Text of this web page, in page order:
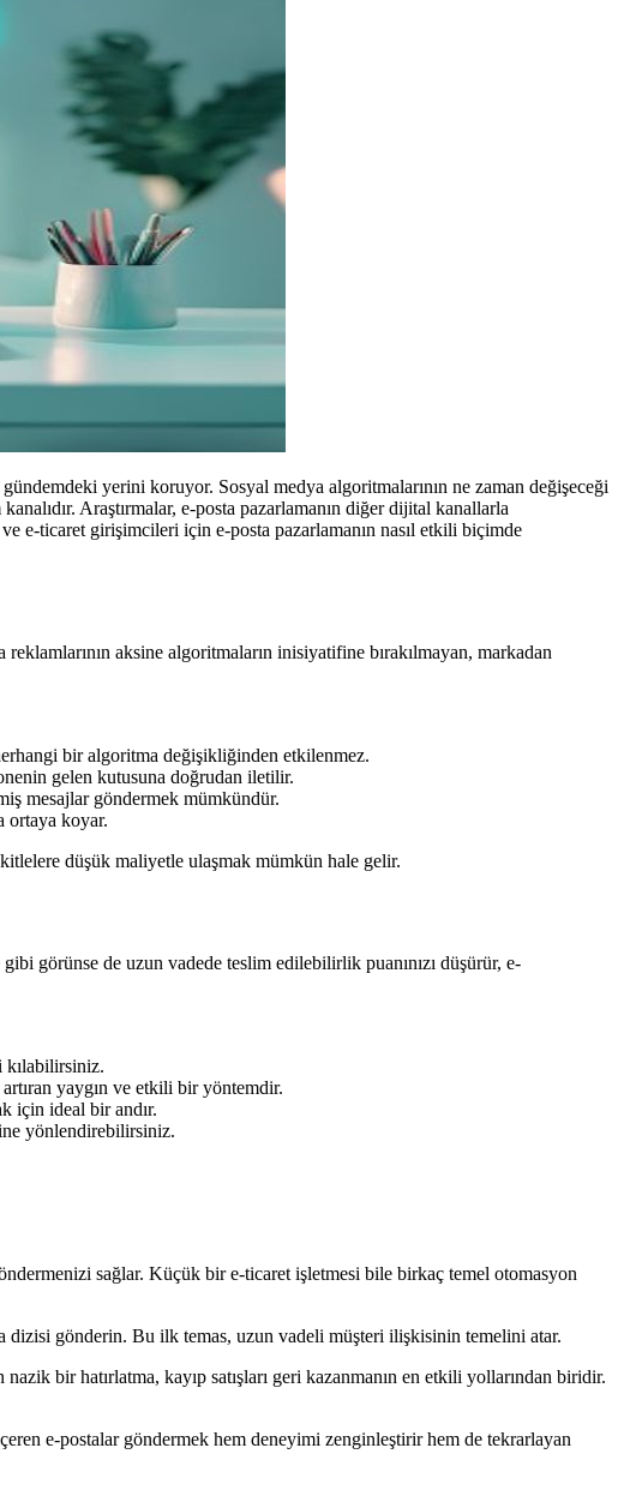
yerini koruyor. Sosyal medya algoritmalarının ne zaman değişeceği
Araştırmalar, e-posta pazarlamanın diğer dijital kanallarla
e-ticaret girişimcileri için e-posta pazarlamanın nasıl etkili biçimde
aksine algoritmaların inisiyatifine bırakılmayan, markadan
bir algoritma değişikliğinden etkilenmez.
gelen kutusuna doğrudan iletilir.
mesajlar göndermek mümkündür.
ortaya koyar.
düşük maliyetle ulaşmak mümkün hale gelir.
görünse de uzun vadede teslim edilebilirlik puanınızı düşürür, e-
kılabilirsiniz.
yaygın ve etkili bir yöntemdir.
için ideal bir andır.
yönlendirebilirsiniz.
sağlar. Küçük bir e-ticaret işletmesi bile birkaç temel otomasyon
dizisi gönderin. Bu ilk temas, uzun vadeli müşteri ilişkisinin temelini atar.
bir hatırlatma, kayıp satışları geri kazanmanın en etkili yollarından biridir.
e-postalar göndermek hem deneyimi zenginleştirir hem de tekrarlayan